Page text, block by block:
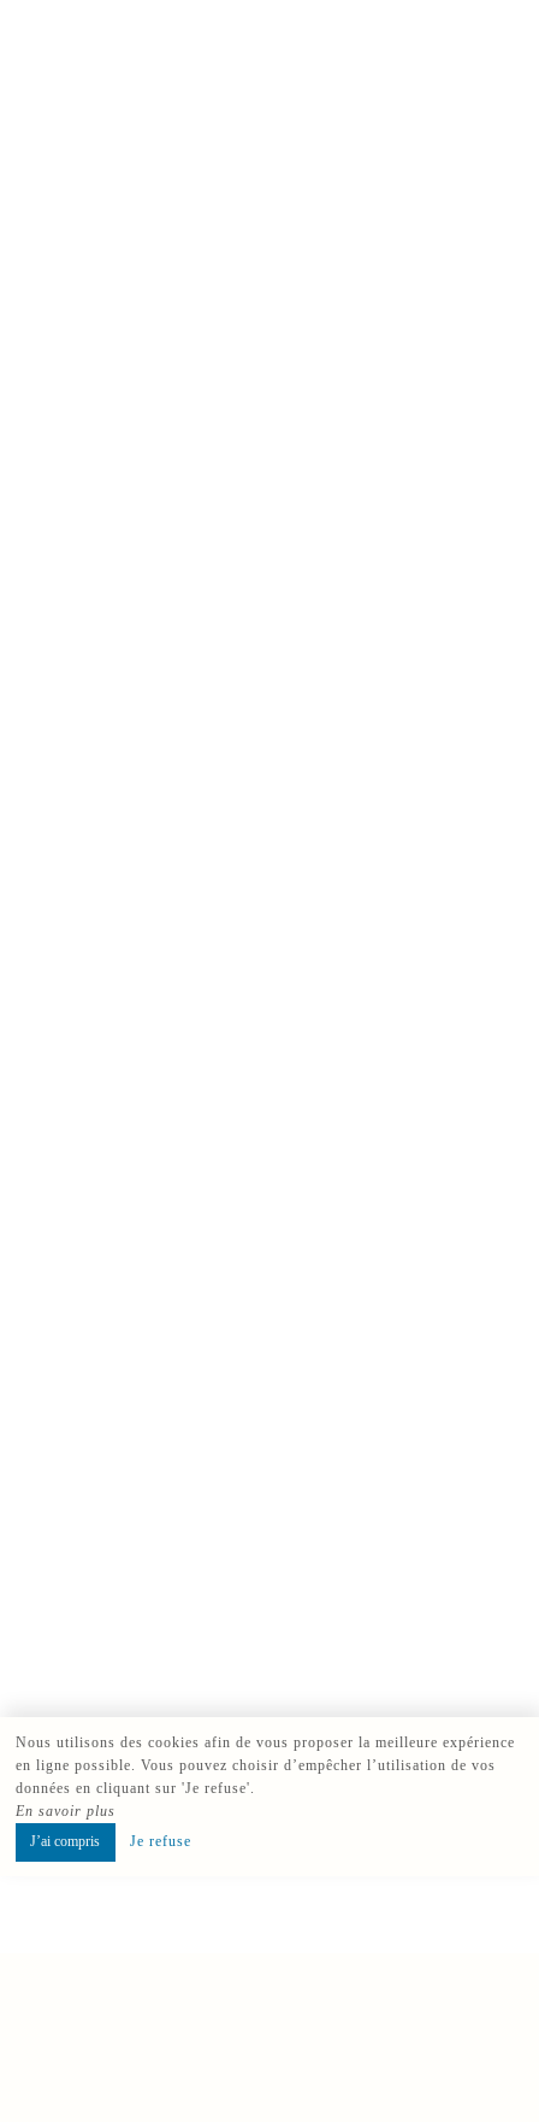
Nous utilisons des cookies afin de vous proposer la meilleure expérience
en ligne possible. Vous pouvez choisir d’empêcher l’utilisation de vos
données en cliquant sur 'Je refuse'.
En savoir plus
J’ai compris
Je refuse